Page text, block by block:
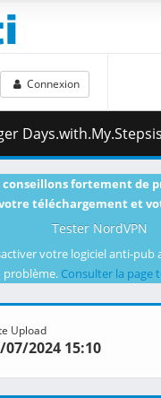
Connexion
DL.AAC2.0.H.264-
conseillons fortement de
téléchargement et
Tester NordVPN
votre logiciel anti-pub
problème. Consulter la page
Upload
07/2024 15:10